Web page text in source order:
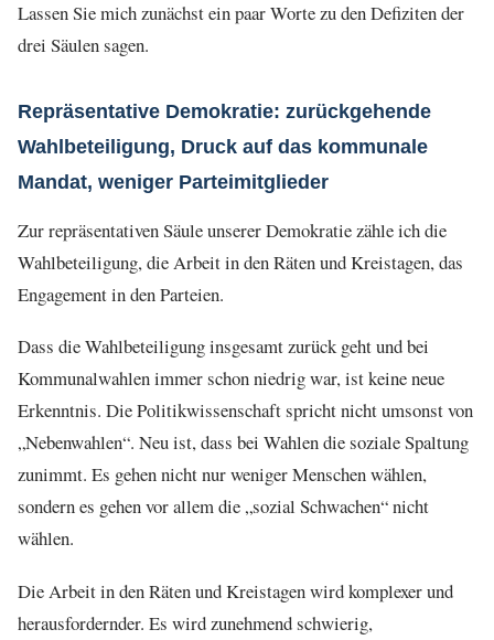
Lassen Sie mich zunächst ein paar Worte zu den Defiziten der
drei Säulen sagen.
Repräsentative Demokratie: zurückgehende
Wahlbeteiligung, Druck auf das kommunale
Mandat, weniger Parteimitglieder
Zur repräsentativen Säule unserer Demokratie zähle ich die
Wahlbeteiligung, die Arbeit in den Räten und Kreistagen, das
Engagement in den Parteien.
Dass die Wahlbeteiligung insgesamt zurück geht und bei
Kommunalwahlen immer schon niedrig war, ist keine neue
Erkenntnis. Die Politikwissenschaft spricht nicht umsonst von
„Nebenwahlen“. Neu ist, dass bei Wahlen die soziale Spaltung
zunimmt. Es gehen nicht nur weniger Menschen wählen,
sondern es gehen vor allem die „sozial Schwachen“ nicht
wählen.
Die Arbeit in den Räten und Kreistagen wird komplexer und
herausfordernder. Es wird zunehmend schwierig,